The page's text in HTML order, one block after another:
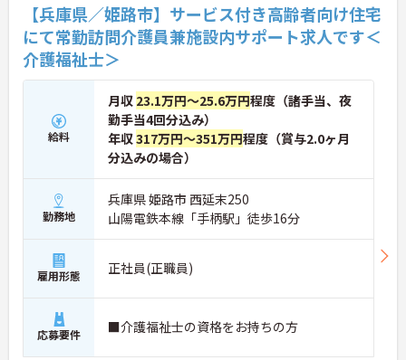
【兵庫県／姫路市】サービス付き高齢者向け住宅
にて常勤訪問介護員兼施設内サポート求人です＜
介護福祉士＞
給料
月収 23.1万円～25.6万円程度（諸手当、夜
勤手当4回分込み）
年収317万円～351万円程度（賞与2.0ヶ月
分込みの場合）
勤務地
兵庫県 姫路市 西延末250
山陽電鉄本線「手柄駅」徒歩16分
雇用形態 正社員(正職員)
応募要件 ■介護福祉士の資格をお持ちの方